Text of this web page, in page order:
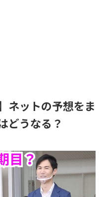
ネットの予想をま
どうなる？